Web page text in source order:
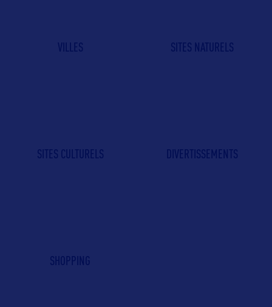
VILLES SITES NATURELS
SITES CULTURELS DIVERTISSEMENTS
SHOPPING